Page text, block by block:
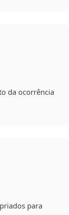
da ocorrência
para